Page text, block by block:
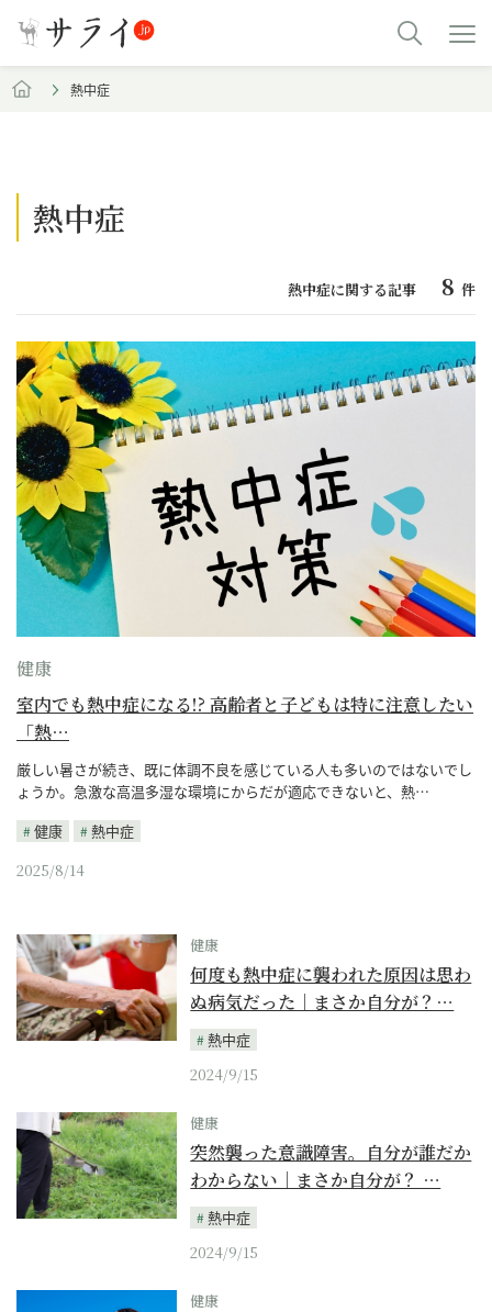
熱中症
熱中症
熱中症に関する記事 8 件
健康
室内でも熱中症になる!? 高齢者と子どもは特に注意したい
「熱…
厳しい暑さが続き、既に体調不良を感じている人も多いのではないでし
ょうか。急激な高温多湿な環境にからだが適応できないと、熱…
健康
熱中症
2025/8/14
健康
何度も熱中症に襲われた原因は思わ
ぬ病気だった｜まさか自分が？…
熱中症
2024/9/15
健康
突然襲った意識障害。自分が誰だか
わからない｜まさか自分が？ …
熱中症
2024/9/15
健康